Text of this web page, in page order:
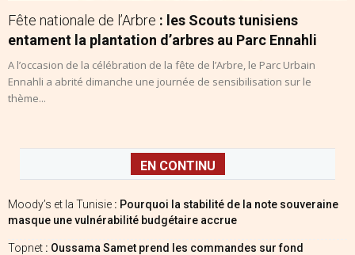
Fête nationale de l’Arbre : les Scouts tunisiens
entament la plantation d’arbres au Parc Ennahli
A l’occasion de la célébration de la fête de l’Arbre, le Parc Urbain
Ennahli a abrité dimanche une journée de sensibilisation sur le
thème...
EN CONTINU
Moody’s et la Tunisie : Pourquoi la stabilité de la note souveraine
masque une vulnérabilité budgétaire accrue
Topnet : Oussama Samet prend les commandes sur fond